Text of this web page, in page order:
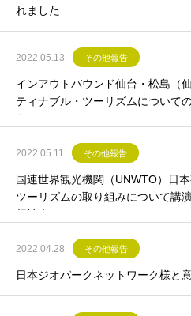
れました
2022.05.13 その他報告
インアウトバウンド仙台・松島（
ティナブル・ツーリズムについて
た。
2022.05.11 その他報告
国連世界観光機関（UNWTO）日
ツーリズムの取り組みについて講
相談会）
2022.04.28 その他報告
日本ジオパークネットワーク様と